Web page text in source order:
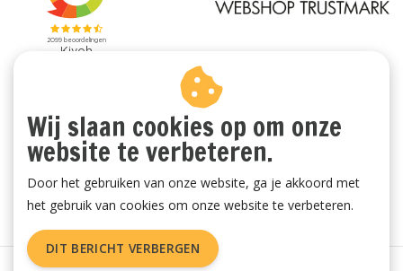
Wij slaan cookies op om onze
website te verbeteren.
Door het gebruiken van onze website, ga je akkoord met
het gebruik van cookies om onze website te verbeteren.
DIT BERICHT VERBERGEN